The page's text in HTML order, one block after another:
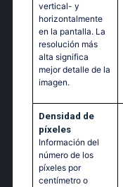
vertical- y
horizontalmente
en la pantalla. La
resolución más
alta significa
mejor detalle de la
imagen.
Densidad de
píxeles
Información del
número de los
píxeles por
centímetro o